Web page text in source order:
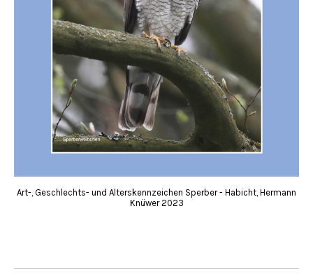
Art-, Geschlechts- und Alterskennzeichen Sperber - Habicht, Hermann
Knüwer 2023